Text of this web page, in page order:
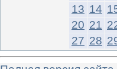
13 14
20 21
27 28